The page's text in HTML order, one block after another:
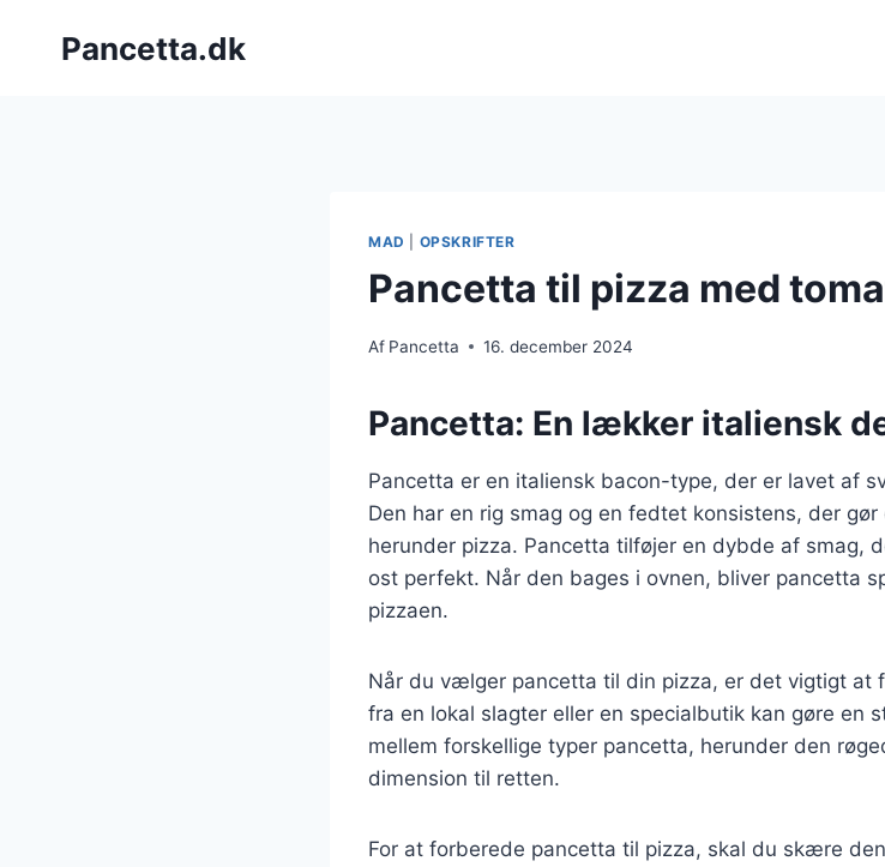
Pancetta.dk
MAD OPSKRIFTER
Pancetta til pizza med
Af Pancetta 16. december 2024
Pancetta: En lækker italiensk
Pancetta er en italiensk bacon-type, der er lavet af
Den har en rig smag og en fedtet konsistens, der
herunder pizza. Pancetta tilføjer en dybde af smag,
ost perfekt. Når den bages i ovnen, bliver pancetta
pizzaen.
Når du vælger pancetta til din pizza, er det vigtigt at
fra en lokal slagter eller en specialbutik kan gøre en
mellem forskellige typer pancetta, herunder den
dimension til retten.
For at forberede pancetta til pizza, skal du skære